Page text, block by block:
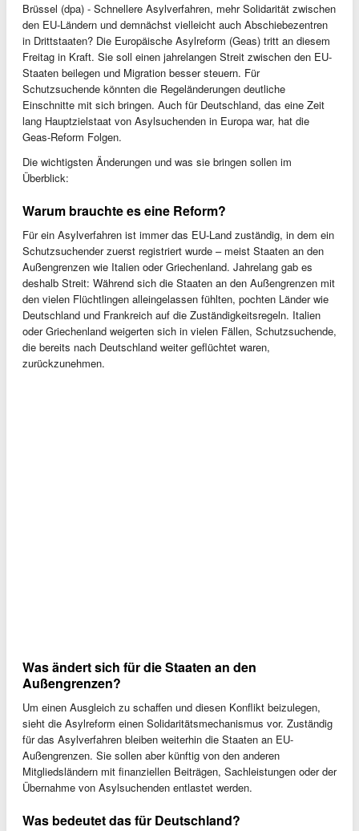
Brüssel (dpa) - Schnellere Asylverfahren, mehr Solidarität zwischen
den EU-Ländern und demnächst vielleicht auch Abschiebezentren
in Drittstaaten? Die Europäische Asylreform (Geas) tritt an diesem
Freitag in Kraft. Sie soll einen jahrelangen Streit zwischen den EU-
Staaten beilegen und Migration besser steuern. Für
Schutzsuchende könnten die Regeländerungen deutliche
Einschnitte mit sich bringen. Auch für Deutschland, das eine Zeit
lang Hauptzielstaat von Asylsuchenden in Europa war, hat die
Geas-Reform Folgen.
Die wichtigsten Änderungen und was sie bringen sollen im
Überblick:
Warum brauchte es eine Reform?
Für ein Asylverfahren ist immer das EU-Land zuständig, in dem ein
Schutzsuchender zuerst registriert wurde – meist Staaten an den
Außengrenzen wie Italien oder Griechenland. Jahrelang gab es
deshalb Streit: Während sich die Staaten an den Außengrenzen mit
den vielen Flüchtlingen alleingelassen fühlten, pochten Länder wie
Deutschland und Frankreich auf die Zuständigkeitsregeln. Italien
oder Griechenland weigerten sich in vielen Fällen, Schutzsuchende,
die bereits nach Deutschland weiter geflüchtet waren,
zurückzunehmen.
Was ändert sich für die Staaten an den
Außengrenzen?
Um einen Ausgleich zu schaffen und diesen Konflikt beizulegen,
sieht die Asylreform einen Solidaritätsmechanismus vor. Zuständig
für das Asylverfahren bleiben weiterhin die Staaten an EU-
Außengrenzen. Sie sollen aber künftig von den anderen
Mitgliedsländern mit finanziellen Beiträgen, Sachleistungen oder der
Übernahme von Asylsuchenden entlastet werden.
Was bedeutet das für Deutschland?